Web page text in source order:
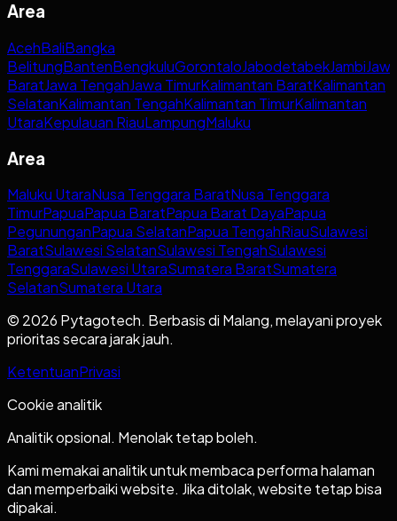
Area
AcehBaliBangka
BelitungBantenBengkuluGorontaloJabodetabekJambi
BaratJawa TengahJawa TimurKalimantan BaratKalimantan
SelatanKalimantan TengahKalimantan TimurKalimantan
UtaraKepulauan RiauLampungMaluku
Area
Maluku UtaraNusa Tenggara BaratNusa Tenggara
TimurPapuaPapua BaratPapua Barat DayaPapua
PegununganPapua SelatanPapua TengahRiauSulawesi
BaratSulawesi SelatanSulawesi TengahSulawesi
TenggaraSulawesi UtaraSumatera BaratSumatera
SelatanSumatera Utara
© 2026 Pytagotech. Berbasis di Malang, melayani proyek
prioritas secara jarak jauh.
KetentuanPrivasi
Cookie analitik
Analitik opsional. Menolak tetap boleh.
Kami memakai analitik untuk membaca performa halaman
dan memperbaiki website. Jika ditolak, website tetap bisa
dipakai.